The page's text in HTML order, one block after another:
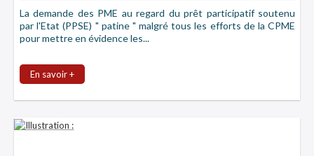
La demande des PME au regard du prêt participatif soutenu
par l'Etat (PPSE) " patine " malgré tous les efforts de la CPME
pour mettre en évidence les...
En savoir +